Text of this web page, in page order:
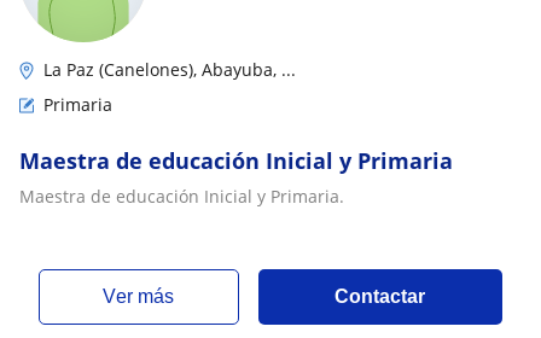
La Paz (Canelones), Abayuba, ...
Primaria
Maestra de educación Inicial y Primaria
Maestra de educación Inicial y Primaria.
ver más Contactar